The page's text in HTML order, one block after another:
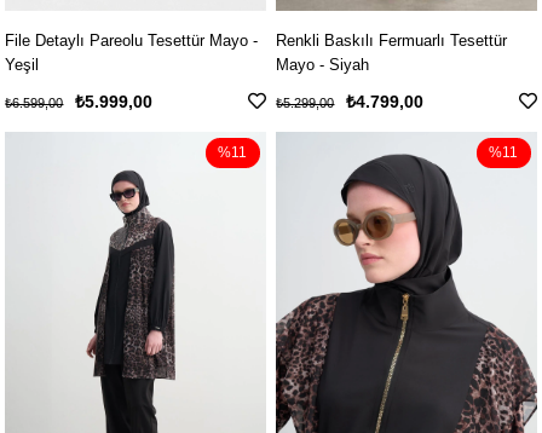
File Detaylı Pareolu Tesettür Mayo -
Yeşil
₺5.999,00
₺6.599,00
Renkli Baskılı Fermuarlı Tesettür
Mayo - Siyah
₺4.799,00
₺5.299,00
%11 %11